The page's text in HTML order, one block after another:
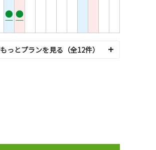
● ●
もっとプランを見る（全12件）